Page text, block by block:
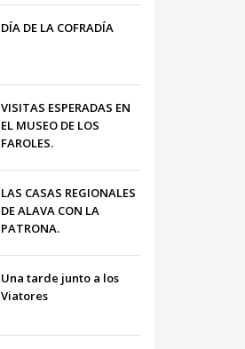
DÍA DE LA COFRADÍA
VISITAS ESPERADAS EN
EL MUSEO DE LOS
FAROLES.
LAS CASAS REGIONALES
DE ALAVA CON LA
PATRONA.
Una tarde junto a los
Viatores